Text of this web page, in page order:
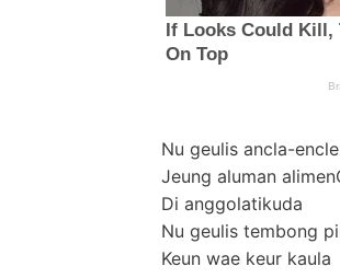
Nu geulis ancla-encle
Jeung aluman
Di anggolatikuda
Nu geulis tembong
Keun wae keur kaula